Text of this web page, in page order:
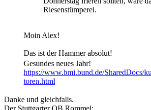
Riesenstümperei.
Moin Alex!
Das ist der Hammer absolut!
Gesundes neues Jahr!
https://www.bmi.bund.de/SharedDocs/
toren.html
Danke und gleichfalls.
Der Stuttgarter OB Rommel: